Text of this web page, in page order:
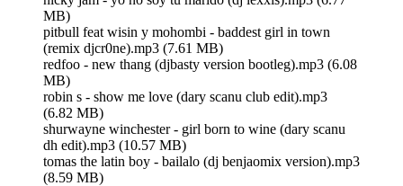
MB)
pitbull feat wisin y mohombi - baddest girl in town
(remix djcr0ne).mp3 (7.61 MB)
redfoo - new thang (djbasty version bootleg).mp3 (6.08
MB)
robin s - show me love (dary scanu club edit).mp3
(6.82 MB)
shurwayne winchester - girl born to wine (dary scanu
dh edit).mp3 (10.57 MB)
tomas the latin boy - bailalo (dj benjaomix version).mp3
(8.59 MB)